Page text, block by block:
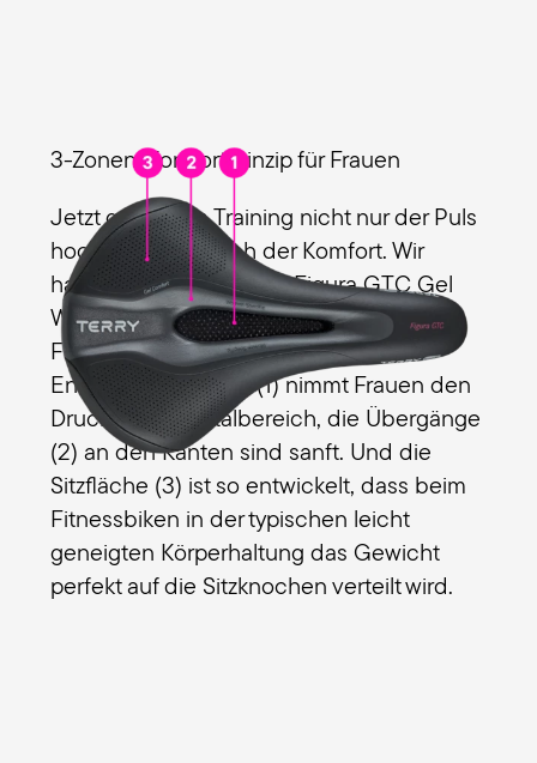
3-Zonen-Komfortprinzip für Frauen
Jetzt geht beim Training nicht nur der Puls
hoch, sondern auch der Komfort. Wir
haben die 3 Zonen des Figura GTC Gel
Women bestmöglich auf deinen
Fitnessanspruch abgestimmt. Die
Entlastungsöffnung (1)nimmt Frauen den
Druck vom Genitalbereich, die Übergänge
(2) an den Kanten sind sanft. Und die
Sitzfläche (3) ist so entwickelt, dass beim
Fitnessbiken in der typischen leicht
geneigten Körperhaltung das Gewicht
perfekt auf die Sitzknochen verteilt wird.